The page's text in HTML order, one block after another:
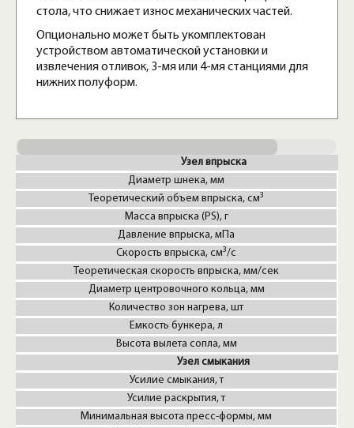
стола, что снижает износ механических частей.
Опционально может быть укомплектован
устройством автоматической установки и
извлечения отливок, 3-мя или 4-мя станциями для
нижних полуформ.
Узел впрыска
Диаметр шнека, мм
Теоретический объем впрыска, см3
Масса впрыска (PS), г
Давление впрыска, мПа
Скорость впрыска, см3/с
Теоретическая скорость впрыска, мм/сек
Диаметр центровочного кольца, мм
Количество зон нагрева, шт
Емкость бункера, л
Высота вылета сопла, мм
Узел смыкания
Усилие смыкания, т
Усилие раскрытия, т
Минимальная высота пресс-формы, мм